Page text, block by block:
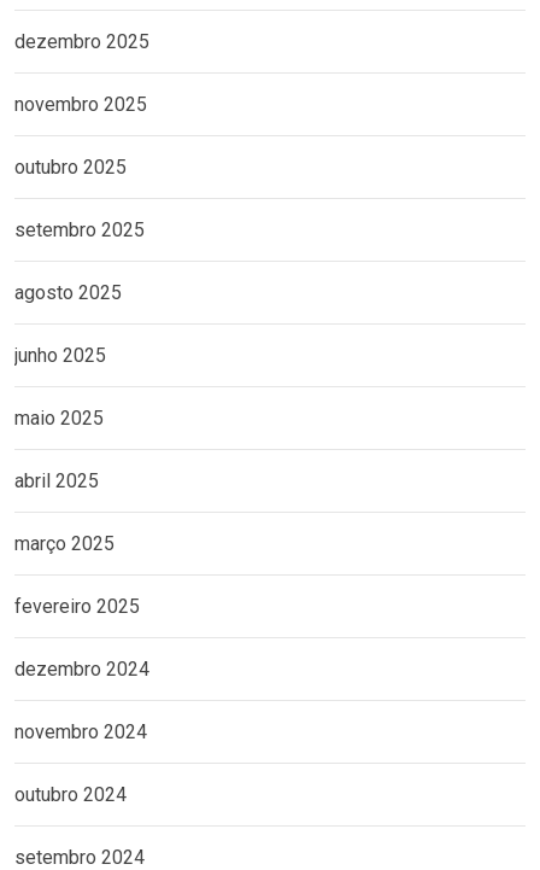
dezembro 2025
novembro 2025
outubro 2025
setembro 2025
agosto 2025
junho 2025
maio 2025
abril 2025
março 2025
fevereiro 2025
dezembro 2024
novembro 2024
outubro 2024
setembro 2024